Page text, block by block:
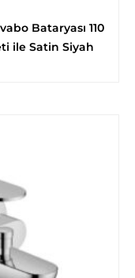
Bataryası 110
ile Satin Siyah